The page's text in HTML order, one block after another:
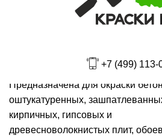
+7 (499) 113-
SHIFT Interior База С
Область применения:
Предназначена для окраски
оштукатуренных,
кирпичных, гипсовых и
древесноволокнистых плит,